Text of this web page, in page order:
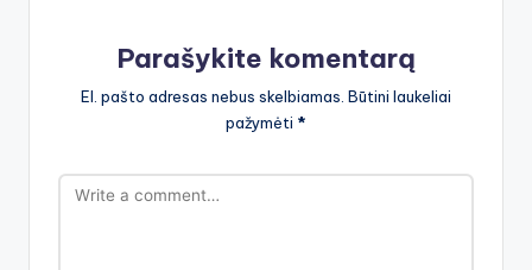
Parašykite komentarą
El. pašto adresas nebus skelbiamas. Būtini laukeliai
pažymėti *